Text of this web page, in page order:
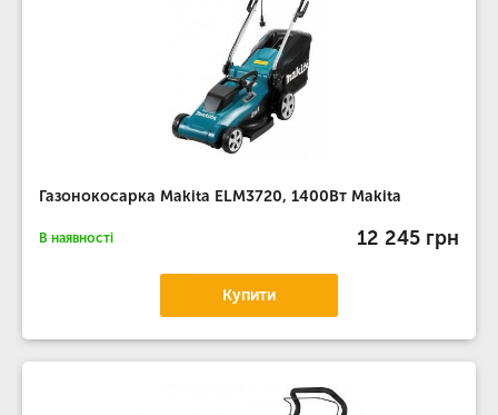
Газонокосарка Makita ELM3720, 1400Вт Makita
В наявності 12 245 грн
Купити